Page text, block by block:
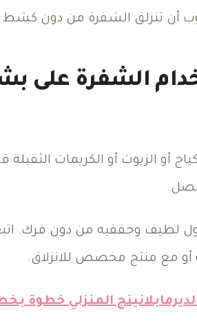
أن تنزلق الشفرة من دون
الشفرة على
أو الزيوت أو الكريمات
لطيف وجففيه من دون فرك.
أو مع منتج مخصص للانزلاق.
المنزلي خطوة